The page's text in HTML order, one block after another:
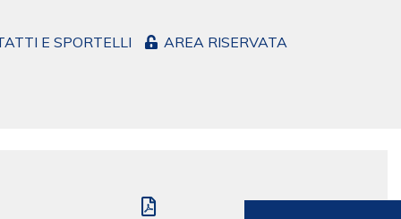
E SPORTELLI AREA RISERVATA